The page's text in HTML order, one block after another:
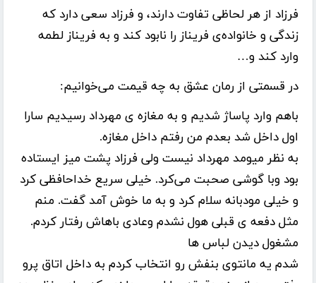
فرزاد از هر لحاظی تفاوت دارند، و فرزاد سعی دارد که
زندگی و خانواده‌ی فریناز را نابود کند و به فریناز لطمه
وارد کند و…
در قسمتی از رمان عشق به چه قیمت می‌خوانیم:
باهم وارد پاساژ شدیم و به مغازه ی مهرداد رسیدیم سارا
اول داخل شد بعدم من رفتم داخل مغازه.
به نظر میومد مهرداد نیست ولی فرزاد پشت میز ایستاده
بود وبا گوشی صحبت می‌کرد. خیلی سریع خداحافظی کرد
و خیلی مودبانه سلام کرد و به ما خوش آمد گفت. منم
مثل دفعه ی قبلی هول نشدم وعادی باهاش رفتار کردم.
مشغول دیدن لباس ها
شدم یه مانتوی بنفش رو انتخاب کردم به داخل اتاق پرو